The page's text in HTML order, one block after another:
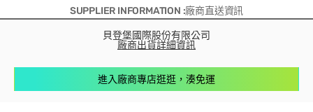
SUPPLIER INFORMATION :廠商直送資訊
貝登堡國際股份有限公司
廠商出貨詳細資訊
進入廠商專店逛逛，湊免運